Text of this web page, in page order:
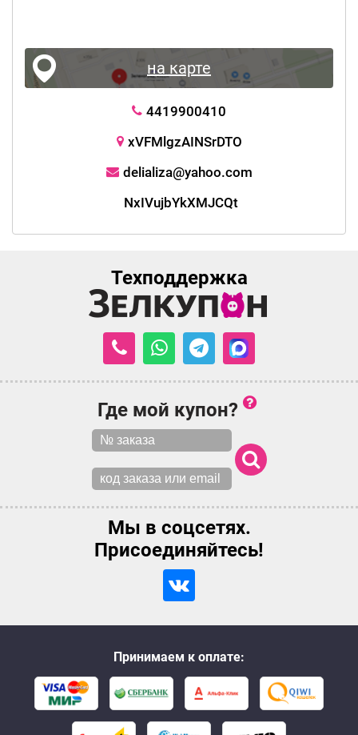
на карте
4419900410
xVFMlgzAINSrDTO
delializa@yahoo.com
NxIVujbYkXMJCQt
Техподдержка
Где мой купон?
Мы в соцсетях.
Присоединяйтесь!
Принимаем к оплате: